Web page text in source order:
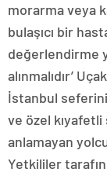
morarma veya
bulaşıcı bir
değerlendirme
alınmalıdır’
İstanbul
ve özel
anlamayan
Yetkililer